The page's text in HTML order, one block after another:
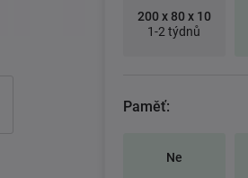
200 x 80 x 10
1-2 týdnů
Paměť:
Ne